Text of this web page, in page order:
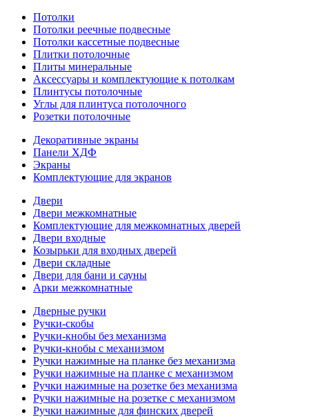
Потолки
Потолки реечные подвесные
Потолки кассетные подвесные
Плитки потолочные
Плиты минеральные
Аксессуары и комплектующие к потолкам
Плинтусы потолочные
Углы для плинтуса потолочного
Розетки потолочные
Декоративные экраны
Панели ХДФ
Экраны
Комплектующие для экранов
Двери
Двери межкомнатные
Комплектующие для межкомнатных дверей
Двери входные
Козырьки для входных дверей
Двери складные
Двери для бани и сауны
Арки межкомнатные
Дверные ручки
Ручки-скобы
Ручки-кнобы без механизма
Ручки-кнобы с механизмом
Ручки нажимные на планке без механизма
Ручки нажимные на планке с механизмом
Ручки нажимные на розетке без механизма
Ручки нажимные на розетке с механизмом
Ручки нажимные для финских дверей